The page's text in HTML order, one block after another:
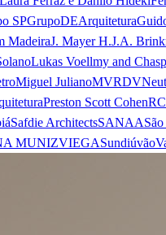
SPGrupoDEArquitetura
MadeiraJ. Mayer H.J.A.
Lukas Voellmy and
Miguel JulianoMVRDV
Preston Scott Cohen
Safdie ArchitectsSANAA
MUNIZVIEGASundiúvão